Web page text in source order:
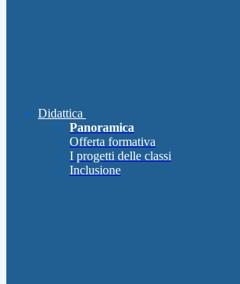
Didattica
Panoramica
Offerta formativa
I progetti delle classi
Inclusione